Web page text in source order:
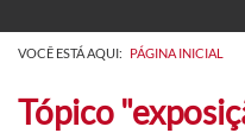
VOCÊ ESTÁ AQUI: PÁGINA INICIAL
Tópico